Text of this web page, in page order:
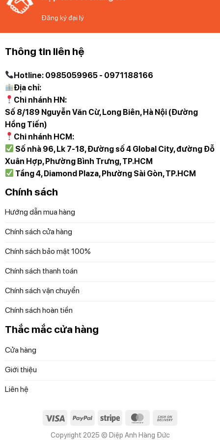
Tô Pha Lê IVV Madagascar Boletto màu be
33x22cm – Sự lựa chọn hoàn hảo cho những ai
yêu thích sự sang trọng và tinh tế.
mà còn là món quà ý nghĩa dành cho gia đình và bạn bè.
Hãy mang đến cho bữa ăn gia đình thêm phần đặc biệt với
IVV Madagascar Boletto màu be 33x22cm!
Để đặt mua sản phẩm, Quý khách đặt hàng qua
website hoặc liên hệ:
nghiệm và nhân viên hỗ trợ thông tin tốt nhất.
những sản phẩm gia dụng chính hãng, độc quyền
Đăng ký đại lý
Thông tin liên hệ
Hotline: 0985059965 - 0971188166
Địa chỉ:
Chi nhánh HN:
Số 8/189 Nguyễn Văn Cừ, Long Biên, Hà Nội (Đường
Hồng Tiến)
Chi nhánh HCM:
Số nhà 96, Lk 7-18, Đường số 4 Global City, đường Đỗ
Xuân Hợp, Phường Bình Trưng, TP.HCM
Tầng 4, Diamond Plaza, Phường Sài Gòn, TP.HCM
Chính sách
Hướng dẫn mua hàng
Chính sách cửa hàng
Chính sách bảo mật 100%
Chính sách thanh toán
Chính sách vận chuyển
Chính sách hoàn tiền
Thắc mắc cửa hàng
Cửa hàng
Giới thiệu
Liên hệ
Visa PayPal Stripe MasterCard
Copyright 2025 © Diệp Anh Hàng Đức